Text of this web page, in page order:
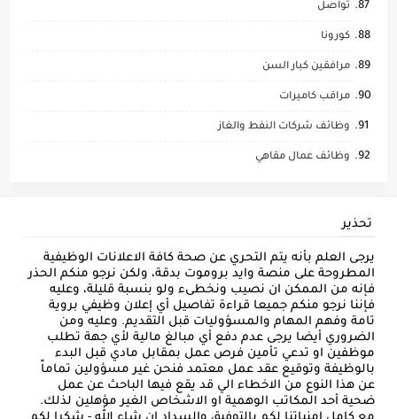
تواصل
كورونا
مرافقين كبار السن
مراقب كاميرات
وظائف شركات النفط والغاز
وظائف عمال مقاهي
تحذير
يرجى العلم بأنه يتم التحري عن صحة كافة الاعلانات الوظيفية
المطروحة على منصة وايد بروموت بدقة، ولكن نرجو منكم الحذر
فإنه من الممكن ان نصيب ونخطىء ولو بنسبة قليلة، وعليه
فإننا نرجو منكم جميعا قراءة تفاصيل أي إعلان وظيفي بروية
تامة وفهم المهام والمسؤوليات قبل التقديم. وعليه ومن
الضروري أيضا يرجى عدم دفع أي مبالغ مالية لأي جهة تطلب
موظفين او تدعي تأمين فرص عمل بمقابل مادي قبل البدء
بالوظيفة وتوقيع عقد عمل معتمد فنحن غير مسؤولين تماماً
عن هذا النوع من الاخطاء الي قد يقع فيها الباحث عن عمل
ضحية أحد المكاتب الوهمية او الاشخاص الغير مؤهلين لذلك.